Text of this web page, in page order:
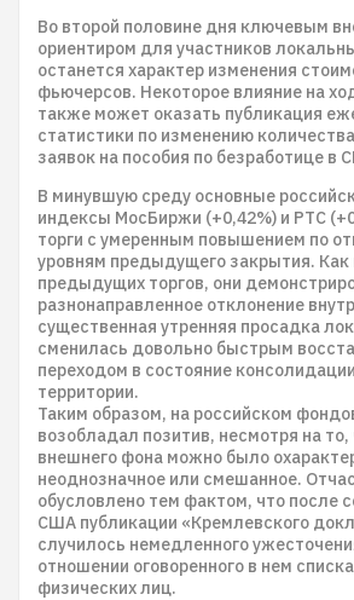
Во второй половине дня ключевым
ориентиром для участников
останется характер изменения
фьючерсов. Некоторое влияние на
также может оказать публикация
статистики по изменению
заявок на пособия по безработице в
В минувшую среду основные
индексы МосБиржи (+0,42%) и РТС
торги с умеренным повышением по
уровням предыдущего закрытия. Как
предыдущих торгов, они
разнонаправленное отклонение
существенная утренняя просадка
сменилась довольно быстрым
переходом в состояние
территории.
Таким образом, на российском
возобладал позитив, несмотря на то,
внешнего фона можно было
неоднозначное или смешанное.
обусловлено тем фактом, что после
США публикации «Кремлевского
случилось немедленного
отношении оговоренного в нем
физических лиц.